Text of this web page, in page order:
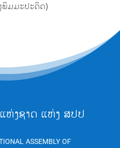
ພິມມະປະດິດ)
ຫ່ງຊາດ ແຫ່ງ ສປປ
ASSEMBLY OF